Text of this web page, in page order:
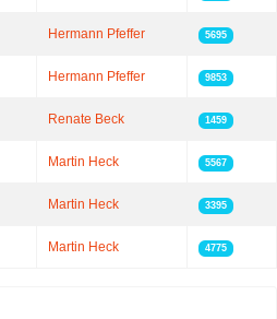
Hermann Pfeffer 5695
Hermann Pfeffer 9853
Renate Beck 1459
Martin Heck 5567
Martin Heck 3395
Martin Heck 4775